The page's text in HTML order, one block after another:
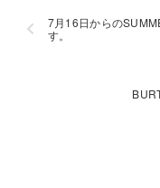
7月16日からの
す。